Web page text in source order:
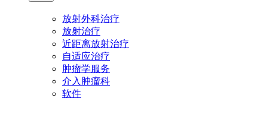
放射外科治疗
放射治疗
近距离放射治疗
自适应治疗
肿瘤学服务
介入肿瘤科
软件